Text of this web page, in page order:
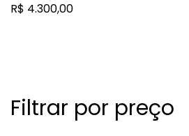
Filtrar por preço
R$ 4.300,00